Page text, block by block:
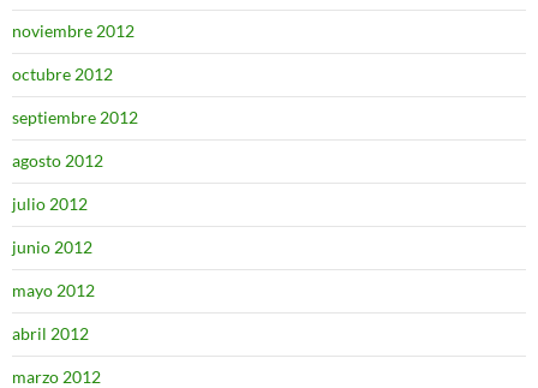
noviembre 2012
octubre 2012
septiembre 2012
agosto 2012
julio 2012
junio 2012
mayo 2012
abril 2012
marzo 2012